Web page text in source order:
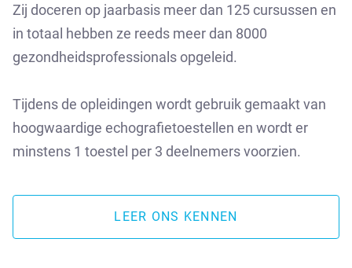
Zij doceren op jaarbasis meer dan 125 cursussen en
in totaal hebben ze reeds meer dan 8000
gezondheidsprofessionals opgeleid.
Tijdens de opleidingen wordt gebruik gemaakt van
hoogwaardige echografietoestellen en wordt er
minstens 1 toestel per 3 deelnemers voorzien.
LEER ONS KENNEN